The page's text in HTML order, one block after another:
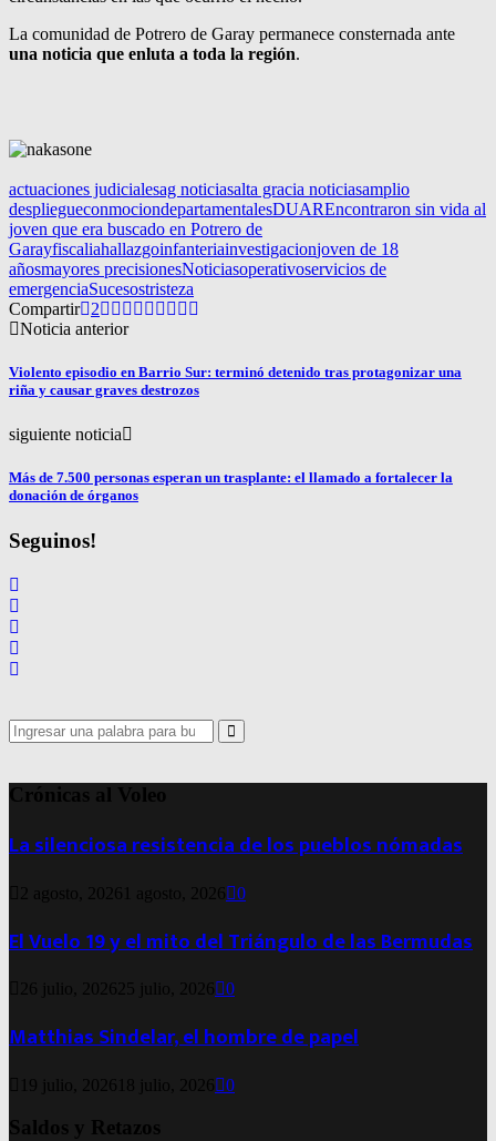
La comunidad de Potrero de Garay permanece consternada ante
una noticia que enluta a toda la región.
actuaciones judicialesag noticiasalta gracia noticiasamplio
despliegueconmociondepartamentalesDUAREncontraron sin vida al
joven que era buscado en Potrero de
Garayfiscaliahallazgoinfanteriainvestigacionjoven de 18
añosmayores precisionesNoticiasoperativoservicios de
emergenciaSucesostristeza
Compartir
2
Noticia anterior
Violento episodio en Barrio Sur: terminó detenido tras protagonizar una
riña y causar graves destrozos
siguiente noticia
Más de 7.500 personas esperan un trasplante: el llamado a fortalecer la
donación de órganos
Seguinos!
Search
for:
Search
Crónicas al Voleo
La silenciosa resistencia de los pueblos nómadas
2 agosto, 2026 1 agosto, 2026 0
El Vuelo 19 y el mito del Triángulo de las Bermudas
26 julio, 2026 25 julio, 2026 0
Matthias Sindelar, el hombre de papel
19 julio, 2026 18 julio, 2026 0
Saldos y Retazos